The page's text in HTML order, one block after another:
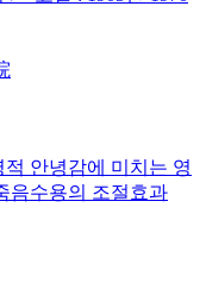
안녕감에 미치는 영
음수용의 조절효과